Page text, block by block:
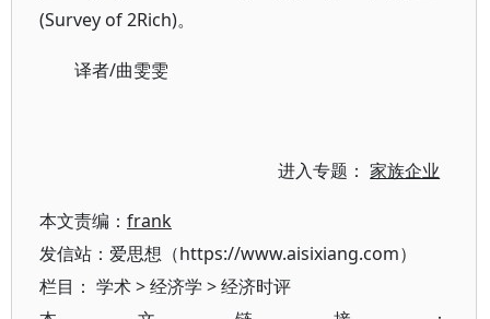
(Survey of 2Rich)。
译者/曲雯雯
进入专题：家族企业
本文责编： frank
发信站：爱思想（https://www.aisixiang.com）
栏目： 学术>经济学 >经济时评